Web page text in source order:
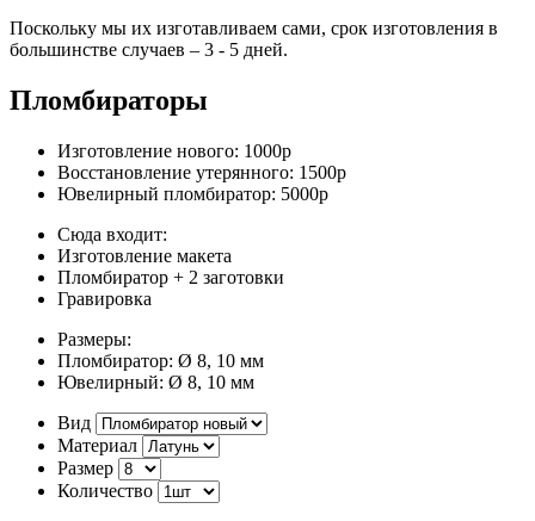
Поскольку мы их изготавливаем сами, срок изготовления в
большинстве случаев – 3 - 5 дней.
Пломбираторы
Изготовление нового: 1000р
Восстановление утерянного: 1500р
Ювелирный пломбиратор: 5000р
Сюда входит:
Изготовление макета
Пломбиратор + 2 заготовки
Гравировка
Размеры:
Пломбиратор: Ø 8, 10 мм
Ювелирный: Ø 8, 10 мм
Вид
Материал
Размер
Количество